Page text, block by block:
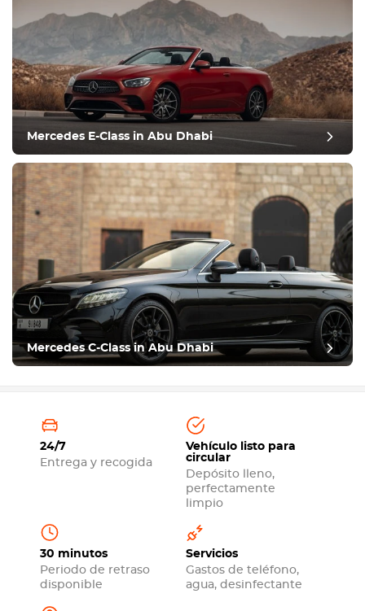
Mercedes E-Class in Abu Dhabi
Mercedes C-Class in Abu Dhabi
24/7
Entrega y recogida
Vehículo listo para
circular
Depósito lleno,
perfectamente
limpio
30 minutos
Periodo de retraso
disponible
Servicios
Gastos de teléfono,
agua, desinfectante